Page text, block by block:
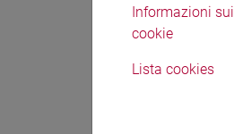
Informazioni sui
cookie
Lista cookies